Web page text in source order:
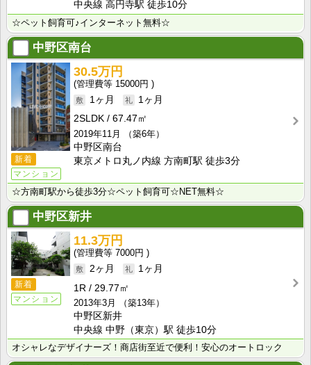
中央線 高円寺駅 徒歩10分
☆ペット飼育可♪インターネット無料☆
中野区南台
新着
マンション
30.5万円
15000円
1ヶ月
1ヶ月
2SLDK
67.47㎡
2019年11月
（築6年）
中野区南台
東京メトロ丸ノ内線 方南町駅 徒歩3分
☆方南町駅から徒歩3分☆ペット飼育可☆NET無料☆
中野区新井
新着
マンション
11.3万円
7000円
2ヶ月
1ヶ月
1R
29.77㎡
2013年3月
（築13年）
中野区新井
中央線 中野（東京）駅 徒歩10分
オシャレなデザイナーズ！商店街至近で便利！安心のオートロック